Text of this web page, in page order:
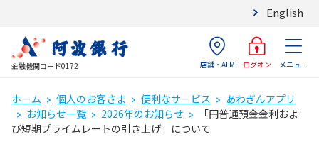
English
金融機関コード0172 店舗・ATM ログオン メニュー
ホーム 個人のお客さま 便利なサービス
あわぎんアプリ
お知らせ一覧
2026年のお知らせ
「円普通預金金利およ
び短期プライムレートの引き上げ」について